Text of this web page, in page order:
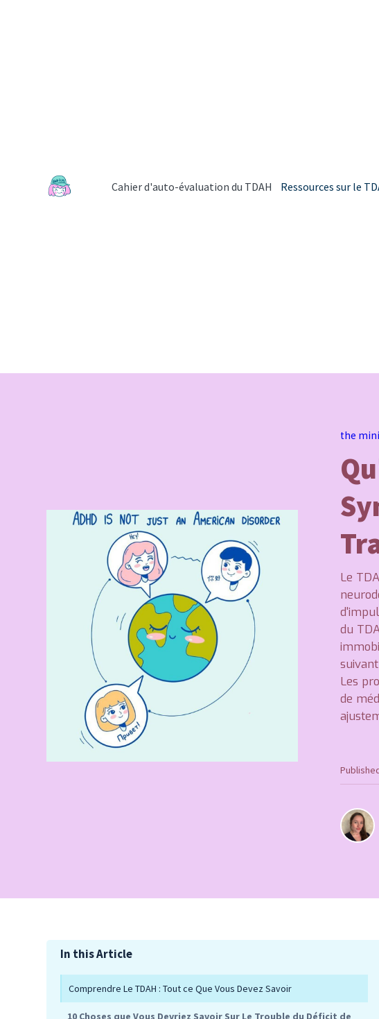
Cahier d'auto-évaluation du TDAH Ressources sur le
the
Le
du
Les
de
In this Article
Comprendre Le TDAH : Tout ce Que Vous Devez Savoir
10 Choses que Vous Devriez Savoir Sur Le Trouble du Déficit de